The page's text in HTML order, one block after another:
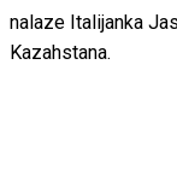
nalaze Italijanka
Kazahstana.